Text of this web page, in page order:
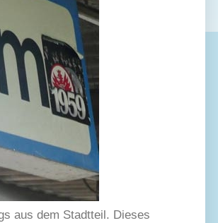
aus dem Stadtteil. Dieses